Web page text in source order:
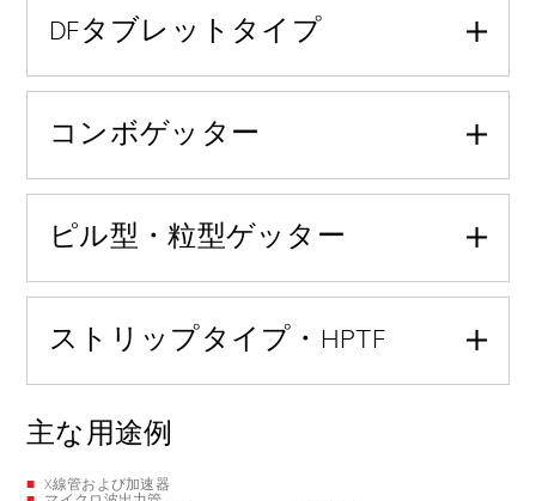
DFタブレットタイプ
コンボゲッター
ピル型・粒型ゲッター
ストリップタイプ・HPTF
主な用途例
X線管および加速器